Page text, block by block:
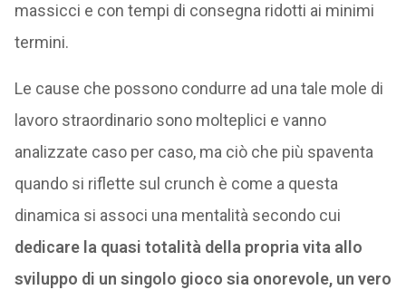
massicci e con tempi di consegna ridotti ai minimi
termini.
Le cause che possono condurre ad una tale mole di
lavoro straordinario sono molteplici e vanno
analizzate caso per caso, ma ciò che più spaventa
quando si riflette sul crunch è come a questa
dinamica si associ una mentalità secondo cui
dedicare la quasi totalità della propria vita allo
sviluppo di un singolo gioco sia onorevole, un vero